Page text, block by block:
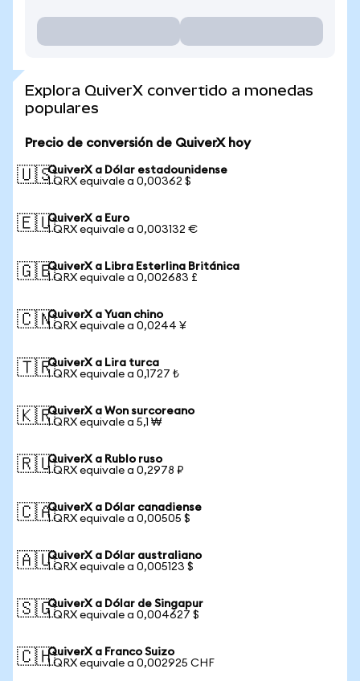
Explora QuiverX convertido a monedas
populares
Precio de conversión de QuiverX hoy
🇺🇸QuiverX a Dólar estadounidense
1 QRX equivale a 0,00362 $
🇪🇺QuiverX a Euro
1 QRX equivale a 0,003132 €
🇬🇧QuiverX a Libra Esterlina Británica
1 QRX equivale a 0,002683 £
🇨🇳QuiverX a Yuan chino
1 QRX equivale a 0,0244 ¥
🇹🇷QuiverX a Lira turca
1 QRX equivale a 0,1727 ₺
🇰🇷QuiverX a Won surcoreano
1 QRX equivale a 5,1 ₩
🇷🇺QuiverX a Rublo ruso
1 QRX equivale a 0,2978 ₽
🇨🇦QuiverX a Dólar canadiense
1 QRX equivale a 0,00505 $
🇦🇺QuiverX a Dólar australiano
1 QRX equivale a 0,005123 $
🇸🇬QuiverX a Dólar de Singapur
1 QRX equivale a 0,004627 $
🇨🇭QuiverX a Franco Suizo
1 QRX equivale a 0,002925 CHF